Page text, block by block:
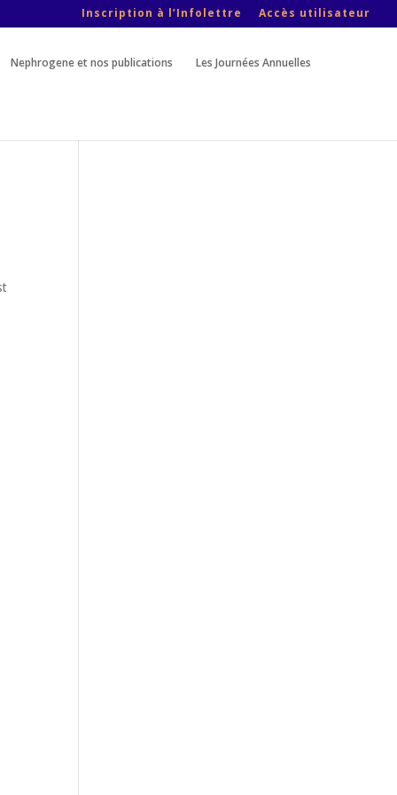
Inscription à l’Infolettre Accès utilisateur
Nephrogene et nos publications Les Journées Annuelles